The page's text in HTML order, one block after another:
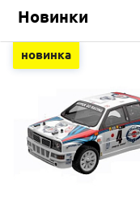
Новинки
новинка